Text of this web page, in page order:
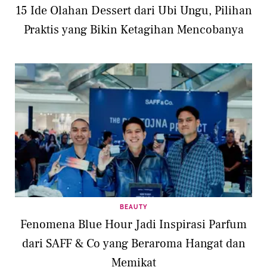
15 Ide Olahan Dessert dari Ubi Ungu, Pilihan
Praktis yang Bikin Ketagihan Mencobanya
BEAUTY
Fenomena Blue Hour Jadi Inspirasi Parfum
dari SAFF & Co yang Beraroma Hangat dan
Memikat